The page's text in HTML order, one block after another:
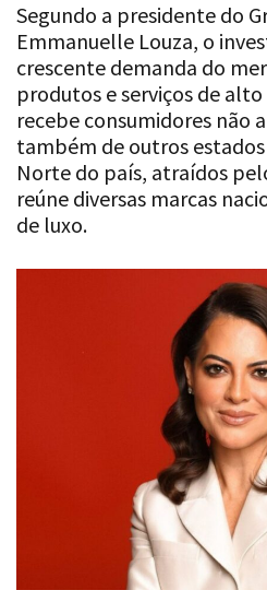
Segundo a presidente do
Emmanuelle Louza, o
crescente demanda do
produtos e serviços de
recebe consumidores não
também de outros
Norte do país, atraídos
reúne diversas marcas
de luxo.